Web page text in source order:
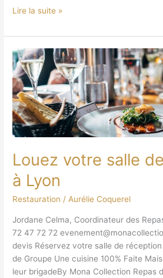
Lire la suite »
Louez votre salle
à Lyon
Restauration /Aurélie Coquerel
Jordane Celma, Coordinateur des
72 47 72 72
devis Réservez votre salle de
de Groupe Une cuisine 100% Faite
leur brigadeBy Mona Collection Repas
Louez
votre
salle
de
réception
à
Lyon